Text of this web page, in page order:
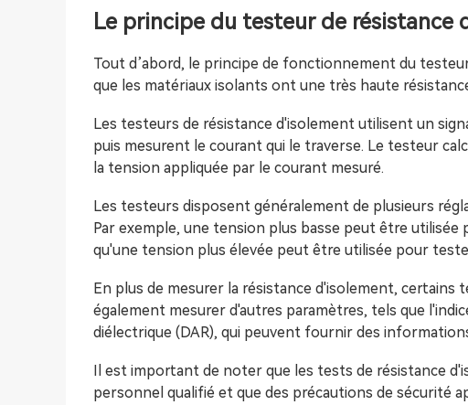
Le principe du testeur de résistance
Tout d’abord, le principe de fonctionnement du
que les matériaux isolants ont une très haute
Les testeurs de résistance d'isolement utilisent un
puis mesurent le courant qui le traverse. Le testeur
la tension appliquée par le courant mesuré.
Les testeurs disposent généralement de plusieurs
Par exemple, une tension plus basse peut être
qu'une tension plus élevée peut être utilisée pour
En plus de mesurer la résistance d'isolement,
également mesurer d'autres paramètres, tels que
diélectrique (DAR), qui peuvent fournir des
Il est important de noter que les tests de résistance
personnel qualifié et que des précautions de sécurité